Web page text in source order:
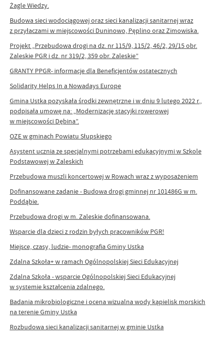
Żagle Wiedzy.
Budowa sieci wodociągowej oraz sieci kanalizacji sanitarnej wraz
z przyłaczami w miejscowości Duninowo, Pęplino oraz Zimowiska.
Projekt „Przebudowa drogi na dz. nr 115/9, 115/2, 46/2, 29/15 obr.
Zaleskie PGR i dz. nr 319/2, 359 obr. Zaleskie”
GRANTY PPGR- informacje dla Beneficjentów ostatecznych
Solidarity Helps In a Nowadays Europe
Gmina Ustka pozyskała środki zewnętrzne i w dniu 9 lutego 2022 r.,
podpisała umowę na: „Modernizację stacyjki rowerowej
w miejscowości Dębina”.
OZE w gminach Powiatu Słupskiego
Asystent ucznia ze specjalnymi potrzebami edukacyjnymi w Szkole
Podstawowej w Zaleskich
Przebudowa muszli koncertowej w Rowach wraz z wyposażeniem
Dofinansowane zadanie - Budowa drogi gminnej nr 101486G w m.
Poddąbie.
Przebudowa drogi w m. Zaleskie dofinansowana.
Wsparcie dla dzieci z rodzin byłych pracowników PGR!
Miejsce, czasy, ludzie- monografia Gminy Ustka
Zdalna Szkoła+ w ramach Ogólnopolskiej Sieci Edukacyjnej
Zdalna Szkoła - wsparcie Ogólnopolskiej Sieci Edukacyjnej
w systemie kształcenia zdalnego.
Badania mikrobiologiczne i ocena wizualna wody kąpielisk morskich
na terenie Gminy Ustka
Rozbudowa sieci kanalizacji sanitarnej w gminie Ustka